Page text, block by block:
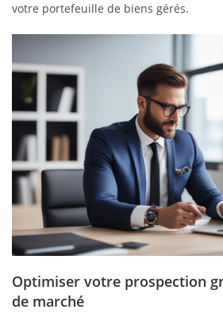
votre portefeuille de biens gérés.
Optimiser votre prospection
de marché